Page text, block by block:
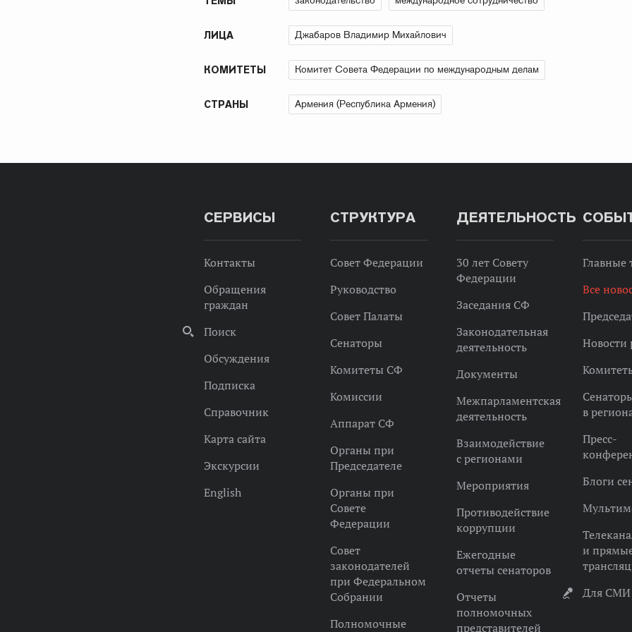
ЛИЦА Джабаров Владимир Михайлович
КОМИТЕТЫ Комитет Совета Федерации по международным делам
СТРАНЫ Армения (Республика Армения)
СЕРВИСЫ
Контакты
Обращения
граждан
Поиск
Обсуждения
Подписка
Справочник
Карта сайта
Экскурсии
English
СТРУКТУРА
Совет Федерации
Руководство
Совет Палаты
Сенаторы
Комитеты СФ
Комиссии
Аппарат СФ
Органы при
Председателе
Органы при
Совете
Федерации
Совет
законодателей
при Федеральном
Собрании
Полномочные
ДЕЯТЕЛЬНОСТЬ
30 лет Совету
Федерации
Заседания СФ
Законодательная
деятельность
Документы
Межпарламентская
деятельность
Взаимодействие
с регионами
Мероприятия
Противодействие
коррупции
Ежегодные
отчеты сенаторов
Отчеты
полномочных
представителей
Главные
Все
Новости
в
Пресс-
Блоги
и
Для СМИ